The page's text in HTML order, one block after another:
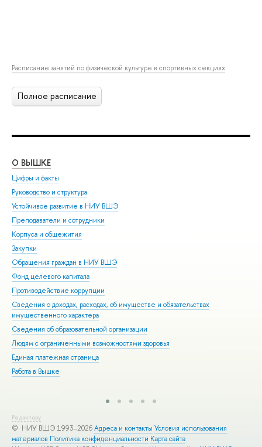
Расписание занятий по физической культуре в спортивных секциях
Полное расписание
О ВЫШКЕ
Цифры и факты
Руководство и структура
Устойчивое развитие в НИУ ВШЭ
Преподаватели и сотрудники
Корпуса и общежития
Закупки
Обращения граждан в НИУ ВШЭ
Фонд целевого капитала
Противодействие коррупции
Сведения о доходах, расходах, об имуществе и обязательствах
имущественного характера
Сведения об образовательной организации
Людям с ограниченными возможностями здоровья
Единая платежная страница
Работа в Вышке
Редактору
© НИУ ВШЭ 1993–2026Адреса и контакты Условия использования
материалов Политика конфиденциальности Карта сайта